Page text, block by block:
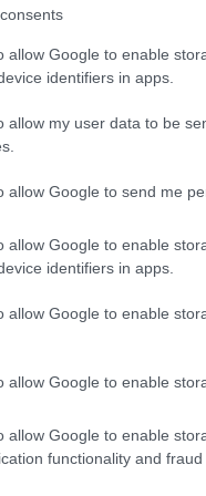
allow Google to enable
identifiers in apps.
allow my user data to be
allow Google to send me
allow Google to enable
identifiers in apps.
allow Google to enable
allow Google to enable
allow Google to enable
functionality and
Ciuanna, luogo
successione di
Attraverso aneddoti
di vita, le
complicità e
momenti di
linguistico locale
come il
e tramandare le
unisce tradizione
età.